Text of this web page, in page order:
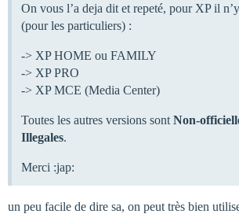
On vous l’a deja dit et repeté, pour XP il
(pour les particuliers) :
-> XP HOME ou FAMILY
-> XP PRO
-> XP MCE (Media Center)
Toutes les autres versions sont Non-
Illegales.
Merci :jap:
un peu facile de dire sa, on peut très bien